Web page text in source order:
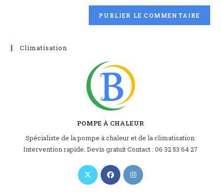
n
Climatisation
POMPE À CHALEUR
Spécialiste de la pompe à chaleur et de la climatisation.
Intervention rapide. Devis gratuit Contact : 06 32 53 64 27